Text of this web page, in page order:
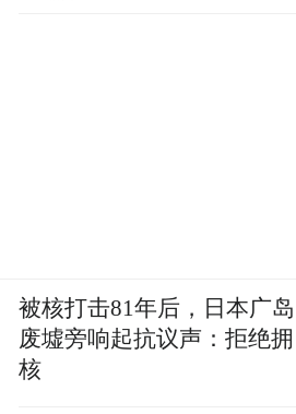
被核打击81年后，日本广岛
废墟旁响起抗议声：拒绝拥
核